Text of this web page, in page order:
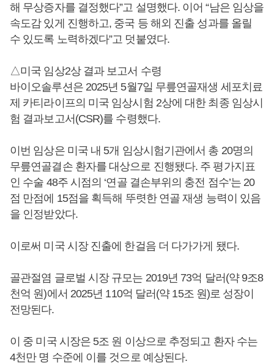
해 무상증자를 결정했다”고 설명했다. 이어 “남은 임상을
속도감 있게 진행하고, 중국 등 해외 진출 성과를 올릴
수 있도록 노력하겠다”고 덧붙였다.
△미국 임상2상 결과 보고서 수령
바이오솔루션은 2025년 5월7일 무릎연골재생 세포치료
제 카티라이프의 미국 임상시험 2상에 대한 최종 임상시
험 결과보고서(CSR)를 수령했다.
이번 임상은 미국 내 5개 임상시험기관에서 총 20명의
무릎연골결손 환자를 대상으로 진행됐다. 주 평가지표
인 수술 48주 시점의 ‘연골 결손부위의 충전 점수’는 20
점 만점에 15점을 획득해 뚜렷한 연골 재생 능력이 있음
을 인정받았다.
이로써 미국 시장 진출에 한걸음 더 다가가게 됐다.
골관절염 글로벌 시장 규모는 2019년 73억 달러(약 9조8
천억 원)에서 2025년 110억 달러(약 15조 원)로 성장이
전망된다.
이 중 미국 시장은 5조 원 이상으로 추정되고 환자 수는
4천만 명 수준에 이를 것으로 예상된다.